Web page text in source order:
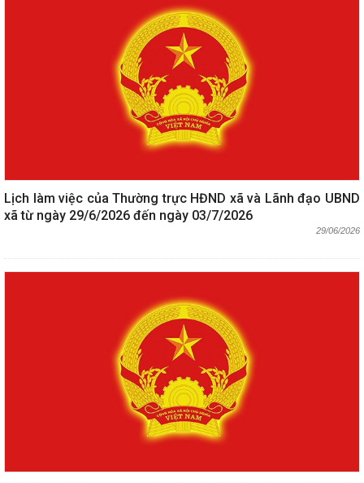
Lịch làm việc của Thường trực HĐND xã và Lãnh đạo UBND
xã từ ngày 29/6/2026 đến ngày 03/7/2026
29/06/2026